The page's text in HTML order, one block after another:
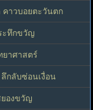
คาวบอยตะวันตก
ะทึกขวัญ
ยาศาสตร์
ลึกลับซ่อนเงื่อน
ยองขวัญ